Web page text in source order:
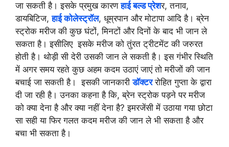
जा सकती है। इसके प्रमुख कारणहाई बल्ड प्रेशर, तनाव,
डायबिटिज,हाई कोलेस्ट्रॉल, धूम्रपान और मोटापा आदि है। ब्रेन
स्ट्रोक मरीज की कुछ घंटों, मिनटों और दिनों के बाद भी जान ले
सकता है। इसीलिए इसके मरीज को तुंरत ट्रीटमेंट की जरुरत
होती है। थोड़ी सी देरी उसकी जान ले सकती है। इस गंभीर स्थिति
में अगर समय रहते कुछ अहम कदम उठाएं जाएं तो मरीजों की जान
बचाई जा सकती है। इसकी जानकारीडॉक्टररोहित गुप्ता के द्वारा
दी जा रही है। उनका कहना है कि, ब्रेन स्ट्रोक पड़ने पर मरीज
को क्या देना है और क्या नहीं देना है? इमरजेंसी में उठाया गया छोटा
सा सही या फिर गलत कदम मरीज की जान ले भी सकता है और
बचा भी सकता है।